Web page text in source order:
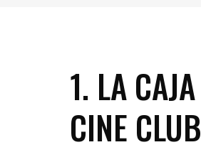
1. LA CAJA
CINE CLUB